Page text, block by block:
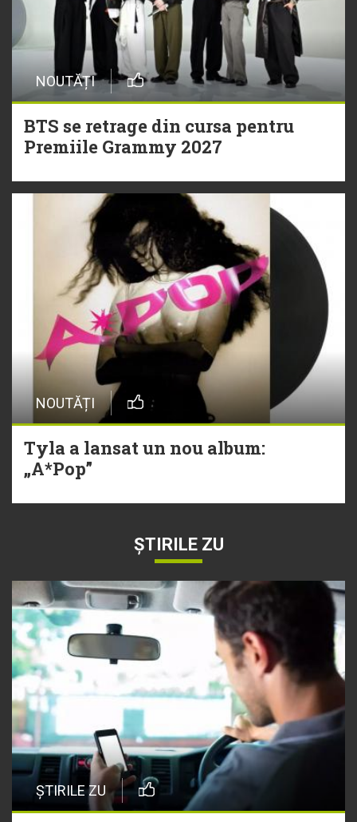
NOUTĂȚI
BTS se retrage din cursa pentru
Premiile Grammy 2027
NOUTĂȚI
Tyla a lansat un nou album:
„A*Pop”
ȘTIRILE ZU
ȘTIRILE ZU